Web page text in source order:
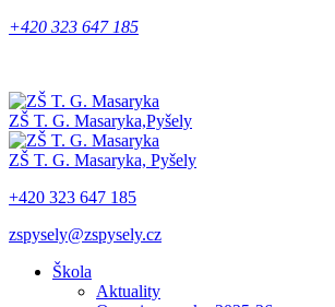
+420 323 647 185
ZŠ T. G. Masaryka,Pyšely
ZŠ T. G. Masaryka, Pyšely
+420 323 647 185
zspysely@zspysely.cz
Škola
Aktuality